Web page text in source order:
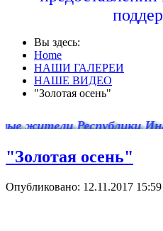
Вы здесь:
Home
НАШИ ГАЛЕРЕИ
НАШЕ ВИДЕО
"Золотая осень"
Республики
"Золотая осень"
Опубликовано: 12.11.2017 15:59